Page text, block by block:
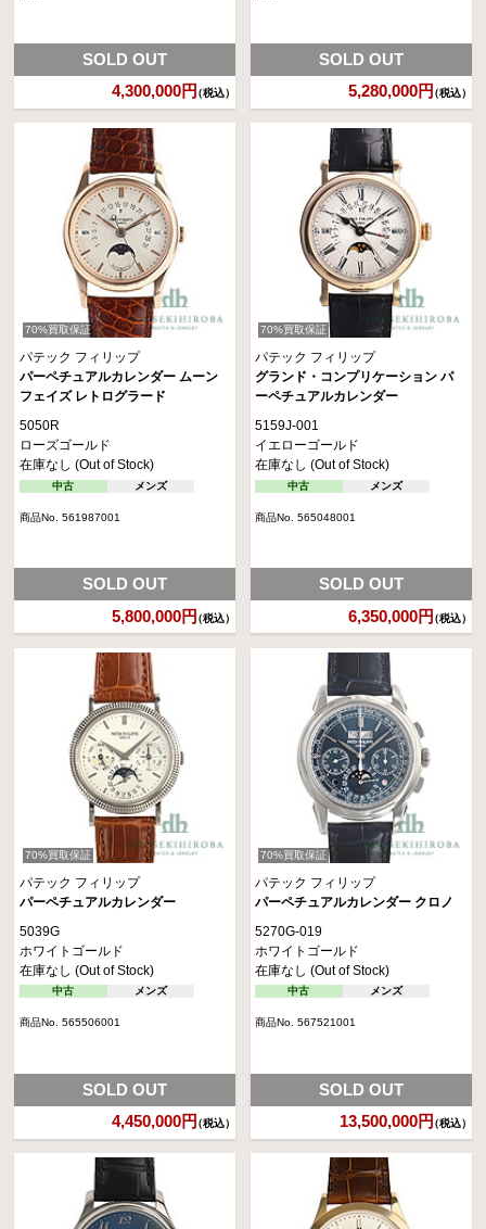
4,300,000円（税込）
SOLD OUT
5,280,000円（税込）
SOLD OUT
70%買取保証
パテック フィリップ
パーペチュアルカレンダー ムーン
フェイズ レトログラード
5050R
ローズゴールド
在庫なし (Out of Stock)
中古 メンズ
商品No. 561987001
5,800,000円（税込）
SOLD OUT
70%買取保証
パテック フィリップ
グランド・コンプリケーション パ
ーペチュアルカレンダー
5159J-001
イエローゴールド
在庫なし (Out of Stock)
中古 メンズ
商品No. 565048001
6,350,000円（税込）
SOLD OUT
70%買取保証
パテック フィリップ
パーペチュアルカレンダー
5039G
ホワイトゴールド
在庫なし (Out of Stock)
中古 メンズ
商品No. 565506001
4,450,000円（税込）
SOLD OUT
70%買取保証
パテック フィリップ
パーペチュアルカレンダー クロノ
5270G-019
ホワイトゴールド
在庫なし (Out of Stock)
中古 メンズ
商品No. 567521001
13,500,000円（税込）
SOLD OUT